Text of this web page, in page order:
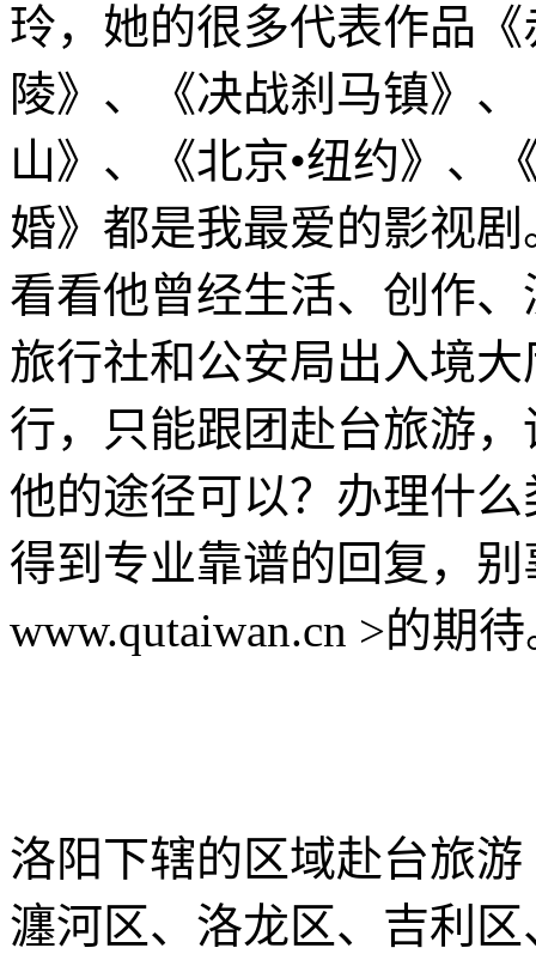
玲，她的很多代表作品
陵》、《决战刹马镇》
山》、《北京•纽约》、
婚》都是我最爱的影视
看看他曾经生活、创作
旅行社和公安局出入境
行，只能跟团赴台旅游
他的途径可以？办理什
得到专业靠谱的回复，
www.qutaiwan.cn >的期
洛阳下辖的区域赴台旅
瀍河区、洛龙区、吉利